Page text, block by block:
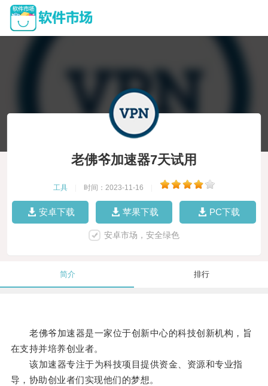
老佛爷加速器7天试用
工具 时间：2023-11-16
安卓下载 苹果下载 PC下载
安卓市场，安全绿色
简介 排行
老佛爷加速器是一家位于创新中心的科技创新机构，旨
在支持并培养创业者。
该加速器专注于为科技项目提供资金、资源和专业指
导，协助创业者们实现他们的梦想。